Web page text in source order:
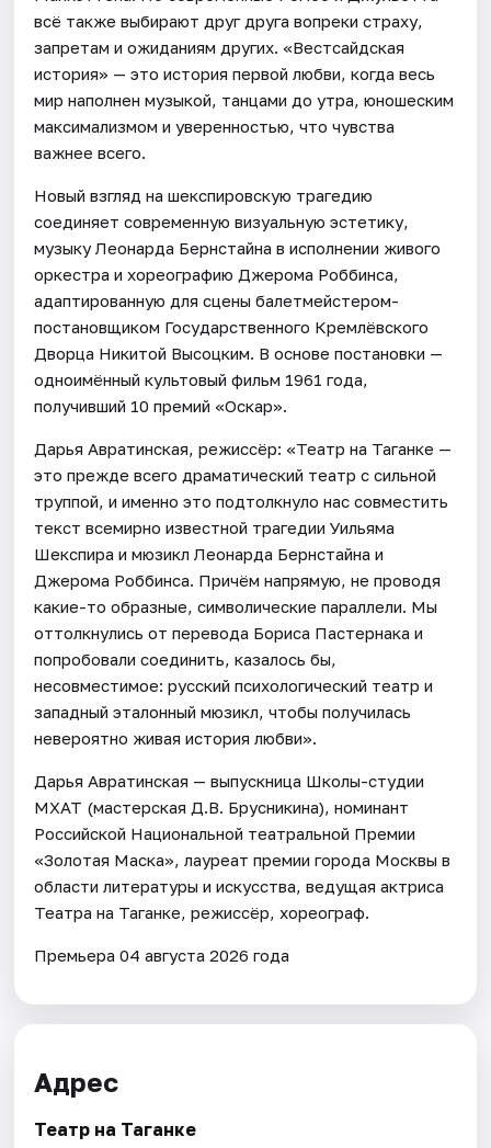
всё также выбирают друг друга вопреки страху,
запретам и ожиданиям других. «Вестсайдская
история» — это история первой любви, когда весь
мир наполнен музыкой, танцами до утра, юношеским
максимализмом и уверенностью, что чувства
важнее всего.
Новый взгляд на шекспировскую трагедию
соединяет современную визуальную эстетику,
музыку Леонарда Бернстайна в исполнении живого
оркестра и хореографию Джерома Роббинса,
адаптированную для сцены балетмейстером-
постановщиком Государственного Кремлёвского
Дворца Никитой Высоцким. В основе постановки —
одноимённый культовый фильм 1961 года,
получивший 10 премий «Оскар».
Дарья Авратинская, режиссёр: «Театр на Таганке —
это прежде всего драматический театр с сильной
труппой, и именно это подтолкнуло нас совместить
текст всемирно известной трагедии Уильяма
Шекспира и мюзикл Леонарда Бернстайна и
Джерома Роббинса. Причём напрямую, не проводя
какие-то образные, символические параллели. Мы
оттолкнулись от перевода Бориса Пастернака и
попробовали соединить, казалось бы,
несовместимое: русский психологический театр и
западный эталонный мюзикл, чтобы получилась
невероятно живая история любви».
Дарья Авратинская — выпускница Школы-студии
МХАТ (мастерская Д.В. Брусникина), номинант
Российской Национальной театральной Премии
«Золотая Маска», лауреат премии города Москвы в
области литературы и искусства, ведущая актриса
Театра на Таганке, режиссёр, хореограф.
Премьера 04 августа 2026 года
Адрес
Театр на Таганке